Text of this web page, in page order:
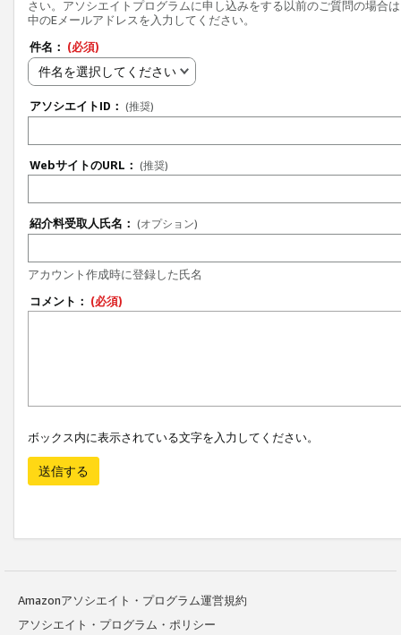
さい。アソシエイトプログラムに申し込みをする以前のご質問の場合
中のEメールアドレスを入力してください。
件名： (必須)
件名を選択してください
アソシエイトID： (推奨)
WebサイトのURL： (推奨)
紹介料受取人氏名： (オプション)
アカウント作成時に登録した氏名
コメント： (必須)
ボックス内に表示されている文字を入力してください。
送信する
Amazonアソシエイト・プログラム運営規約
アソシエイト・プログラム・ポリシー